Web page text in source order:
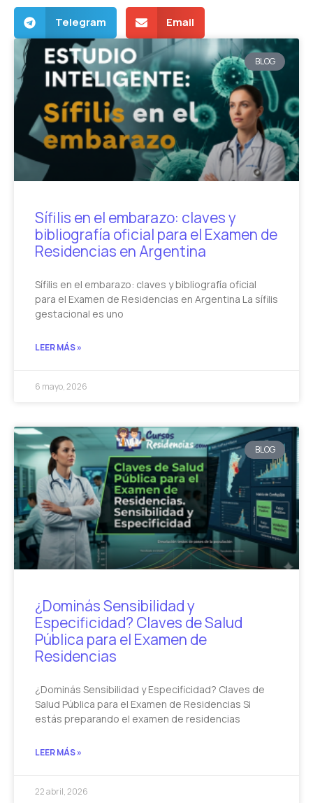
Telegram Email
BLOG
Sífilis en el embarazo: claves y
bibliografía oficial para el Examen de
Residencias en Argentina
Sífilis en el embarazo: claves y bibliografía oficial
para el Examen de Residencias en Argentina La sífilis
gestacional es uno
LEER MÁS »
6 mayo, 2026
BLOG
¿Dominás Sensibilidad y
Especificidad? Claves de Salud
Pública para el Examen de
Residencias
¿Dominás Sensibilidad y Especificidad? Claves de
Salud Pública para el Examen de Residencias Si
estás preparando el examen de residencias
LEER MÁS »
22 abril, 2026